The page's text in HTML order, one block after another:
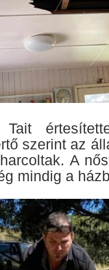
szerint az
A
mindig a